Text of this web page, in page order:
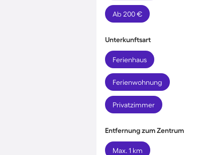
Ab 200 €
Unterkunftsart
Ferienhaus
Ferienwohnung
Privatzimmer
Entfernung zum Zentrum
Max. 1 km